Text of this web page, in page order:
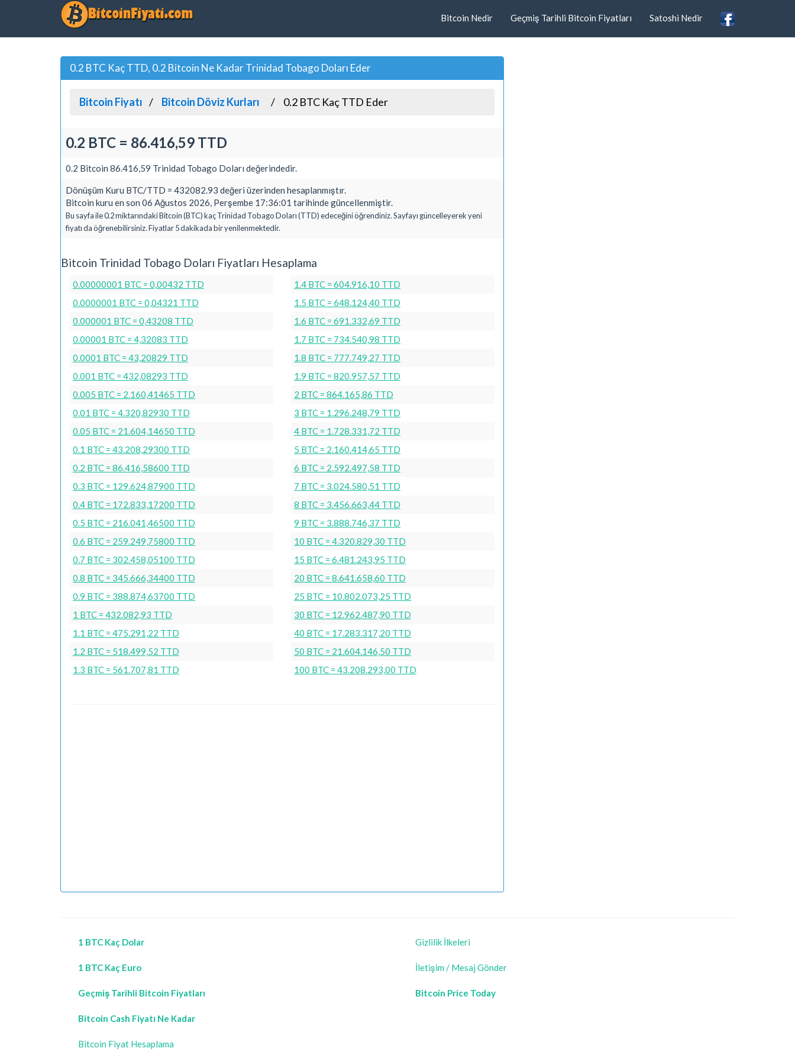
Bitcoin Nedir Geçmiş Tarihli Bitcoin Fiyatları Satoshi Nedir
0.2 BTC Kaç TTD, 0.2 Bitcoin Ne Kadar Trinidad Tobago Doları Eder
Bitcoin Fiyatı Bitcoin Döviz Kurları 0.2 BTC Kaç TTD Eder
0.2 BTC = 86.416,59 TTD
0.2 Bitcoin 86.416,59 Trinidad Tobago Doları değerindedir.
Dönüşüm Kuru BTC/TTD = 432082.93 değeri üzerinden hesaplanmıştır.
Bitcoin kuru en son 06 Ağustos 2026, Perşembe 17:36:01 tarihinde güncellenmiştir.
Bu sayfa ile 0.2 miktarındaki Bitcoin (BTC) kaç Trinidad Tobago Doları (TTD) edeceğini öğrendiniz. Sayfayı güncelleyerek yeni
fiyatı da öğrenebilirsiniz. Fiyatlar 5 dakikada bir yenilenmektedir.
Bitcoin Trinidad Tobago Doları Fiyatları Hesaplama
0.00000001 BTC = 0,00432 TTD
0.0000001 BTC = 0,04321 TTD
0.000001 BTC = 0,43208 TTD
0.00001 BTC = 4,32083 TTD
0.0001 BTC = 43,20829 TTD
0.001 BTC = 432,08293 TTD
0.005 BTC = 2.160,41465 TTD
0.01 BTC = 4.320,82930 TTD
0.05 BTC = 21.604,14650 TTD
0.1 BTC = 43.208,29300 TTD
0.2 BTC = 86.416,58600 TTD
0.3 BTC = 129.624,87900 TTD
0.4 BTC = 172.833,17200 TTD
0.5 BTC = 216.041,46500 TTD
0.6 BTC = 259.249,75800 TTD
0.7 BTC = 302.458,05100 TTD
0.8 BTC = 345.666,34400 TTD
0.9 BTC = 388.874,63700 TTD
1 BTC = 432.082,93 TTD
1.1 BTC = 475.291,22 TTD
1.2 BTC = 518.499,52 TTD
1.3 BTC = 561.707,81 TTD
1.4 BTC = 604.916,10 TTD
1.5 BTC = 648.124,40 TTD
1.6 BTC = 691.332,69 TTD
1.7 BTC = 734.540,98 TTD
1.8 BTC = 777.749,27 TTD
1.9 BTC = 820.957,57 TTD
2 BTC = 864.165,86 TTD
3 BTC = 1.296.248,79 TTD
4 BTC = 1.728.331,72 TTD
5 BTC = 2.160.414,65 TTD
6 BTC = 2.592.497,58 TTD
7 BTC = 3.024.580,51 TTD
8 BTC = 3.456.663,44 TTD
9 BTC = 3.888.746,37 TTD
10 BTC = 4.320.829,30 TTD
15 BTC = 6.481.243,95 TTD
20 BTC = 8.641.658,60 TTD
25 BTC = 10.802.073,25 TTD
30 BTC = 12.962.487,90 TTD
40 BTC = 17.283.317,20 TTD
50 BTC = 21.604.146,50 TTD
100 BTC = 43.208.293,00 TTD
1 BTC Kaç Dolar
1 BTC Kaç Euro
Geçmiş Tarihli Bitcoin Fiyatları
Bitcoin Cash Fiyatı Ne Kadar
Bitcoin Fiyat Hesaplama
Gizlilik İlkeleri
İletişim / Mesaj Gönder
Bitcoin Price Today